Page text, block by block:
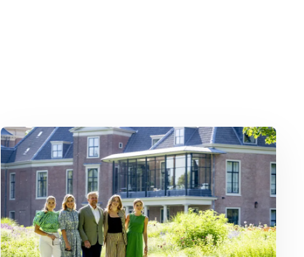
Lees meer over Binnenkijken bij Willem-Alexander en Máxima: